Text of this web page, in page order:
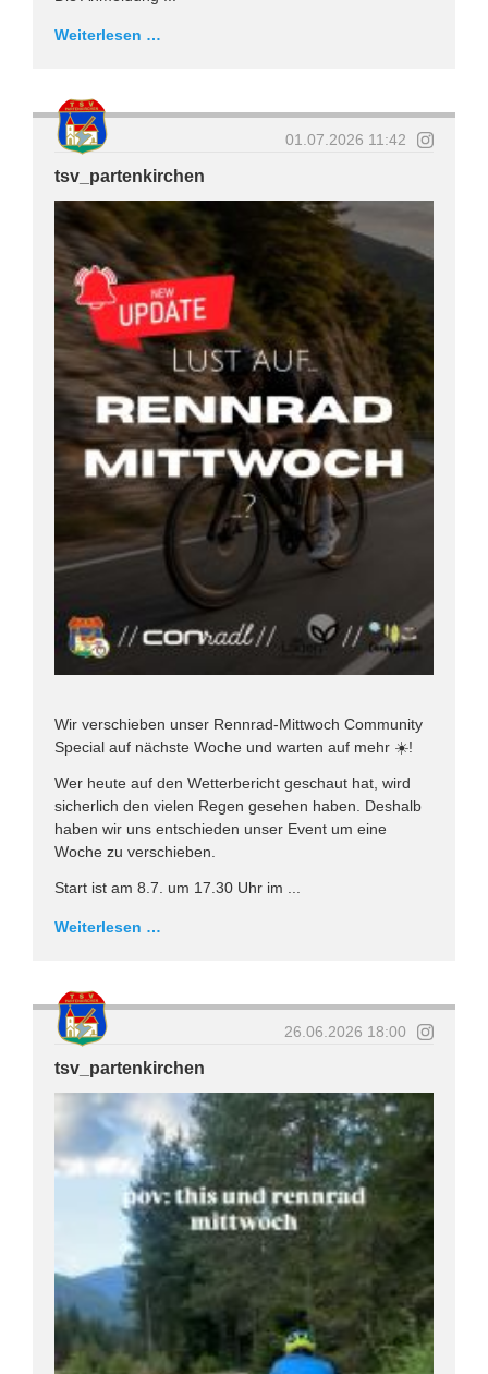
Weiterlesen …
01.07.2026 11:42
tsv_partenkirchen
Wir verschieben unser Rennrad-Mittwoch Community
Special auf nächste Woche und warten auf mehr ☀️!
Wer heute auf den Wetterbericht geschaut hat, wird
sicherlich den vielen Regen gesehen haben. Deshalb
haben wir uns entschieden unser Event um eine
Woche zu verschieben.
Start ist am 8.7. um 17.30 Uhr im ...
Weiterlesen …
26.06.2026 18:00
tsv_partenkirchen